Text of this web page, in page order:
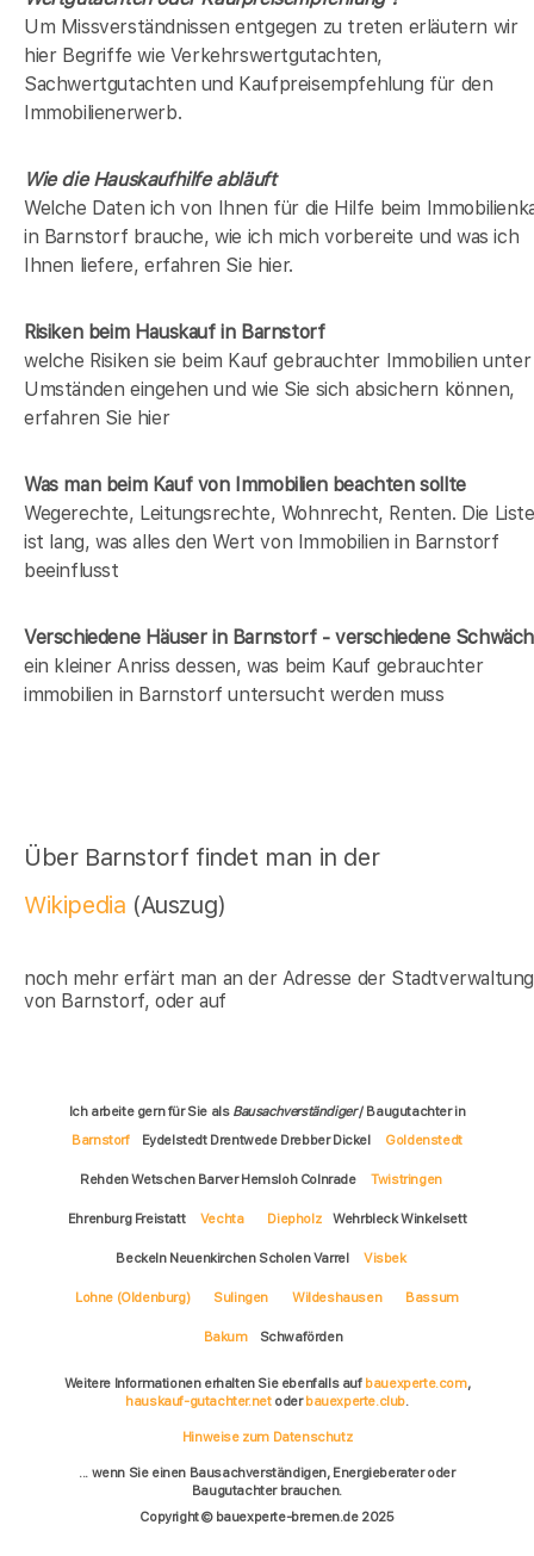
Um Missverständnissen entgegen zu treten erläutern wir
hier Begriffe wie Verkehrswertgutachten,
Sachwertgutachten und Kaufpreisempfehlung für den
Immobilienerwerb.
Wie die Hauskaufhilfe abläuft
Welche Daten ich von Ihnen für die Hilfe beim
in Barnstorf brauche, wie ich mich vorbereite und was ich
Ihnen liefere, erfahren Sie hier.
Risiken beim Hauskaufin Barnstorf
welche Risiken sie beim Kauf gebrauchter Immobilien unter
Umständen eingehen und wie Sie sich absichern können,
erfahren Sie hier
Was man beim Kauf von Immobilien beachten sollte
Wegerechte, Leitungsrechte, Wohnrecht, Renten. Die Liste
ist lang, was alles den Wert von Immobilien in Barnstorf
beeinflusst
Verschiedene Häuser in Barnstorf - verschiedene
ein kleiner Anriss dessen, was beim Kauf gebrauchter
immobilien in Barnstorf untersucht werden muss
Über Barnstorf findet man in der
Wikipedia (Auszug)
noch mehr erfärt man an der Adresse der Stadtverwaltung
von Barnstorf, oder auf
Ich arbeite gern für Sie als Bausachverständiger/ Baugutachter in
Barnstorf
Eydelstedt Drentwede Drebber Dickel Goldenstedt
Rehden Wetschen Barver Hemsloh Colnrade Twistringen
Ehrenburg Freistatt Vechta Diepholz Wehrbleck Winkelsett
Beckeln Neuenkirchen Scholen Varrel Visbek
Lohne (Oldenburg) Sulingen Wildeshausen Bassum
Bakum Schwaförden
Weitere Informationen erhalten Sie ebenfalls auf bauexperte.com,
hauskauf-gutachter.netoderbauexperte.club.
Hinweise zum Datenschutz
... wenn Sie einen Bausachverständigen, Energieberater oder
Baugutachter brauchen.
Copyright © bauexperte-bremen.de 2025